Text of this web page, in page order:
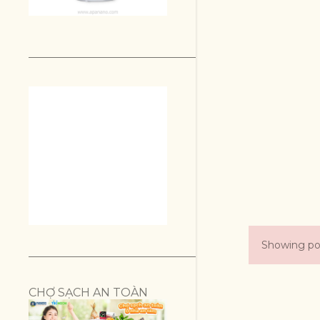
PShowing
CHỢ SẠCH AN TOÀN